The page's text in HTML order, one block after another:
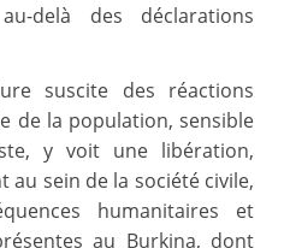
delà des déclarations
suscite des réactions
de la population, sensible
y voit une libération,
au sein de la société civile,
humanitaires et
au Burkina, dont